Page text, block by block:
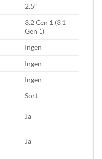
2.5″
3.2 Gen 1 (3.1
Gen 1)
Ingen
Ingen
Ingen
Sort
Ja
Ja